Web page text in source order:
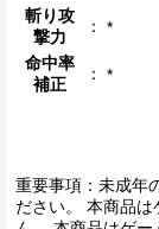
斬り攻
撃力
： *
命中率
補正
： *
重要事項：未成年
ださい。 本商品